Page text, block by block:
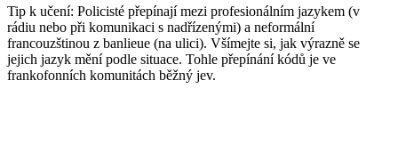
Tip k učení: Policisté přepínají mezi profesionálním jazykem (v
rádiu nebo při komunikaci s nadřízenými) a neformální
francouzštinou z banlieue (na ulici). Všímejte si, jak výrazně se
jejich jazyk mění podle situace. Tohle přepínání kódů je ve
frankofonních komunitách běžný jev.